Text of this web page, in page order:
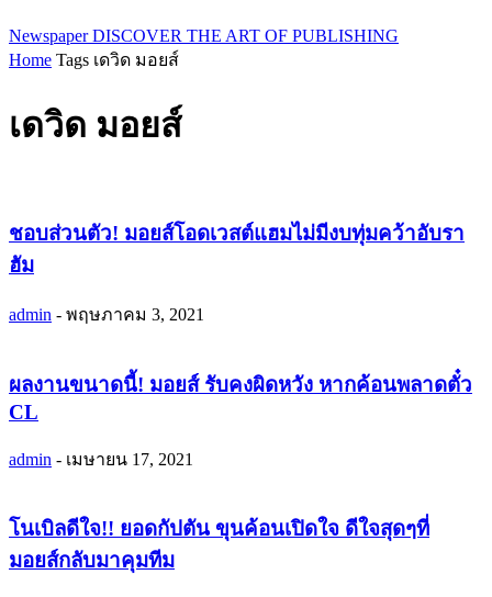
Newspaper DISCOVER THE ART OF PUBLISHING
Home Tags เดวิด มอยส์
เดวิด มอยส์
ชอบส่วนตัว! มอยส์โอดเวสต์แฮมไม่มีงบทุ่มคว้าอับรา
ฮัม
admin - พฤษภาคม 3, 2021
ผลงานขนาดนี้! มอยส์ รับคงผิดหวัง หากค้อนพลาดตั๋ว
CL
admin - เมษายน 17, 2021
โนเบิลดีใจ!! ยอดกัปตัน ขุนค้อนเปิดใจ ดีใจสุดๆที่
มอยส์กลับมาคุมทีม